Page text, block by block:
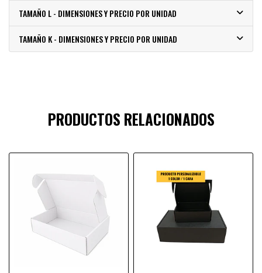
TAMAÑO L - DIMENSIONES Y PRECIO POR UNIDAD
TAMAÑO K - DIMENSIONES Y PRECIO POR UNIDAD
PRODUCTOS RELACIONADOS